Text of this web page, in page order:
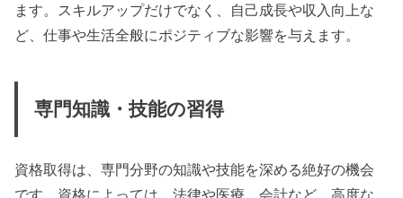
ます。スキルアップだけでなく、自己成長や収入向上な
ど、仕事や生活全般にポジティブな影響を与えます。
専門知識・技能の習得
資格取得は、専門分野の知識や技能を深める絶好の機会
です。資格によっては、法律や医療、会計など、高度な